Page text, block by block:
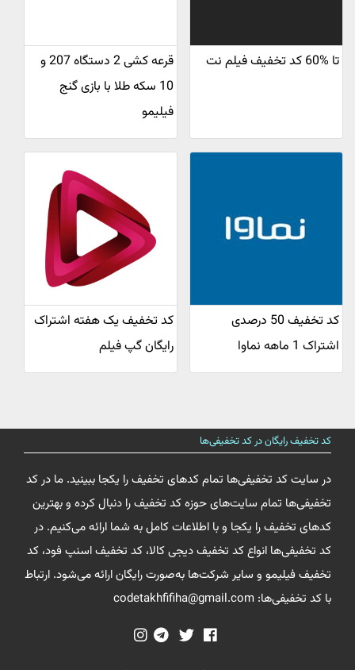
تا %60 کد تخفیف فیلم نت
قرعه کشی 2 دستگاه 207 و
10 سکه طلا با بازی گنج
فیلیمو
کد تخفیف 50 درصدی
اشتراک 1 ماهه نماوا
کد تخفیف یک هفته اشتراک
رایگان گپ فیلم
کد تخفیف رایگان در کد تخفیفی‌ها
در سایت کد تخفیفی‌ها تمام کدهای تخفیف را یکجا ببینید. ما در کد
تخفیفی‌ها تمام سایت‌های حوزه کد تخفیف را دنبال کرده و بهترین
کدهای تخفیف را یکجا و با اطلاعات کامل به شما ارائه می‌کنیم. در
کد تخفیفی‌ها انواع کد تخفیف دیجی کالا، کد تخفیف اسنپ فود، کد
تخفیف فیلیمو و سایر شرکت‌ها به‌صورت رایگان ارائه می‌شود. ارتباط
با کد تخفیفی‌ها: codetakhfifiha@gmail.com